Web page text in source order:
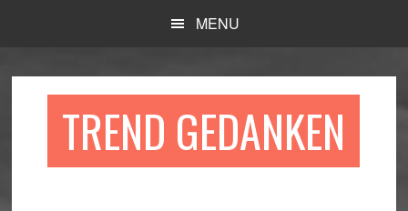
content
sidebar
MENU
TREND GEDANKEN